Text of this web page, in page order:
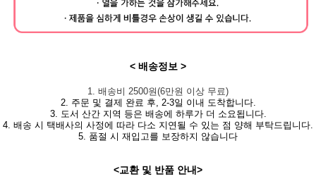
< 배송정보 >
1. 배송비 2500원(6만원 이상 무료)
2. 주문 및 결제 완료 후, 2-3일 이내 도착합니다.
3. 도서 산간 지역 등은 배송에 하루가 더 소요됩니다.
4. 배송 시 택배사의 사정에 따라 다소 지연될 수 있는 점 양해 부탁드립니다.
5. 품절 시 재입고를 보장하지 않습니다
<교환 및 반품 안내>